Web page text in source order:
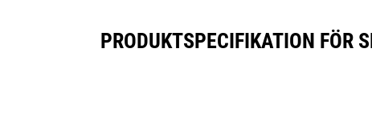
PRODUKTSPECIFIKATION FÖR